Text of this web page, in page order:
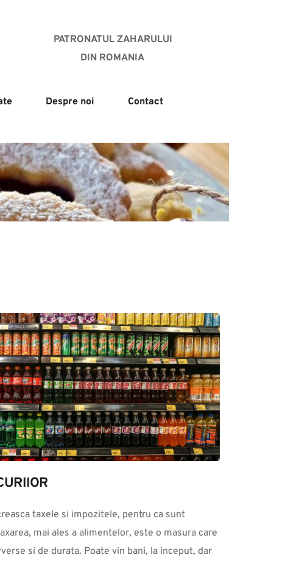
PATRONATUL ZAHARULUI
DIN ROMANIA
Despre noi Contact
mai ales a alimentelor, este o masura care
si de durata. Poate vin bani, la inceput, dar